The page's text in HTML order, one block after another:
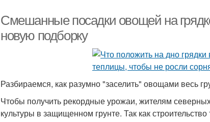
Смешанные посадки овощей на
новую подборку
Разбираемся, как разумно "заселить" овощами весь
Чтобы получить рекордные урожаи, жителям
культуры в защищенном грунте. Так как